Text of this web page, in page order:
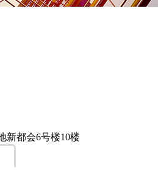
新都会6号楼10楼